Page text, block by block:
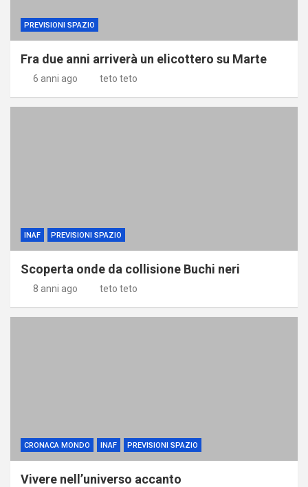
PREVISIONI SPAZIO
Fra due anni arriverà un elicottero su Marte
6 anni ago teto teto
INAF PREVISIONI SPAZIO
Scoperta onde da collisione Buchi neri
8 anni ago teto teto
CRONACA MONDO INAF PREVISIONI SPAZIO
Vivere nell’universo accanto